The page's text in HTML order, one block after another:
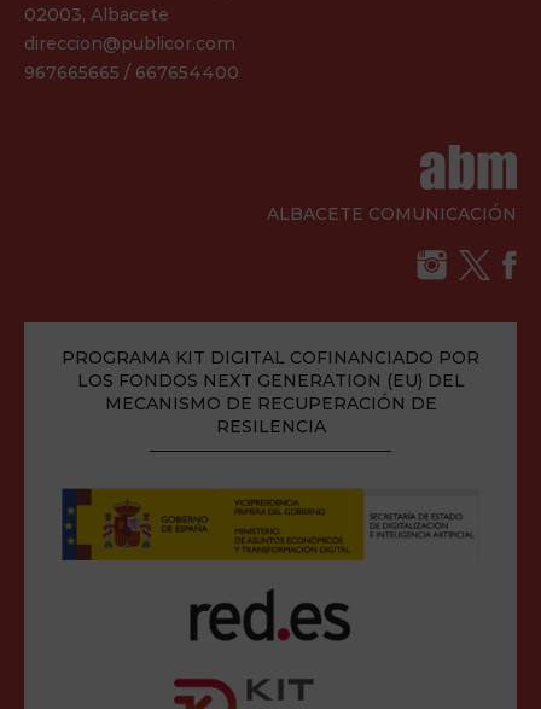
02003, Albacete
direccion@publicor.com
967665665 / 667654400
ALBACETE COMUNICACIÓN
PROGRAMA KIT DIGITAL COFINANCIADO POR
LOS FONDOS NEXT GENERATION (EU) DEL
MECANISMO DE RECUPERACIÓN DE
RESILENCIA